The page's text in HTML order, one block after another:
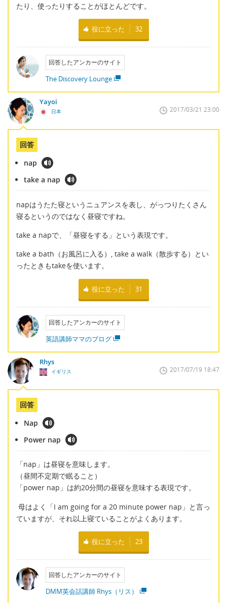
たり、使ったりすることがほとんどです。
役に立った 32
回答したアンカーのサイト
The Discovery Lounge
Yayoi
日本 2017/03/21 23:00
回答
nap
take a nap
napはうたた寝というニュアンスを表し、がっつりたくさん
寝るというのではなく昼寝ですね。
take a napで、「昼寝をする」という表現です。
take a bath（お風呂に入る）, take a walk（散歩する）とい
ったときもtakeを使います。
役に立った 31
回答したアンカーのサイト
英語講師ママのブログ
Rhys
イギリス 2017/07/19 18:47
回答
Nap
Power nap
「nap」は昼寝を意味します。
（昼間不定期で眠ること）
「power nap」は約20分間の昼寝を意味する表現です。
母はよく「I am going for a 20 minute power nap」と言っ
ていますが、それ以上寝ていることがよくあります。
役に立った 23
回答したアンカーのサイト
DMM英会話講師 Rhys（リス）